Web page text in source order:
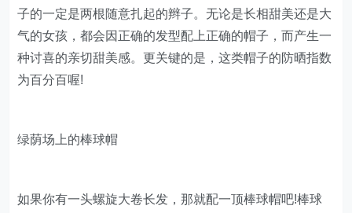
子的一定是两根随意扎起的辫子。无论是长相甜美还是大
气的女孩，都会因正确的发型配上正确的帽子，而产生一
种讨喜的亲切甜美感。更关键的是，这类帽子的防晒指数
为百分百喔!
绿荫场上的棒球帽
如果你有一头螺旋大卷长发，那就配一顶棒球帽吧!棒球